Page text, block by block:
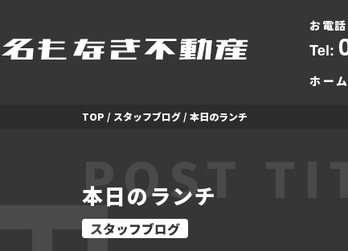
お電
Tel:
ホーム
TOP / スタッフブログ / 本日のランチ
POST
本日のランチ
スタッフブログ